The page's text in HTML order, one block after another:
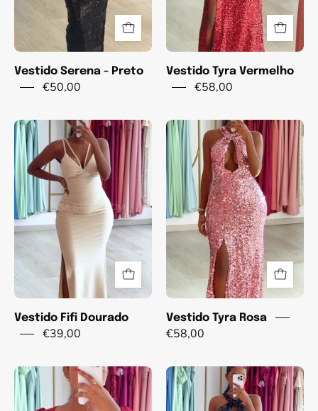
Vestido Serena - Preto
€50,00
Vestido Tyra Vermelho
€58,00
Vestido
Fifi
Dourado
Vestido Fifi Dourado
€39,00
Vestido
Tyra
Rosa
Vestido Tyra Rosa
€58,00
Vestido
de
Vestido
Tyra